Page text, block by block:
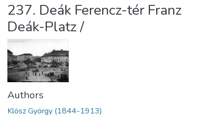
Statistics
About us
237. Deák Ferencz-tér Franz
Deák-Platz /
Authors
Klösz György (1844-1913)